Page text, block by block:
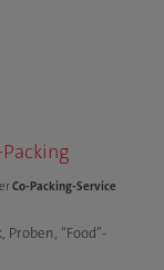
Co-Packing-Service
“Food”-